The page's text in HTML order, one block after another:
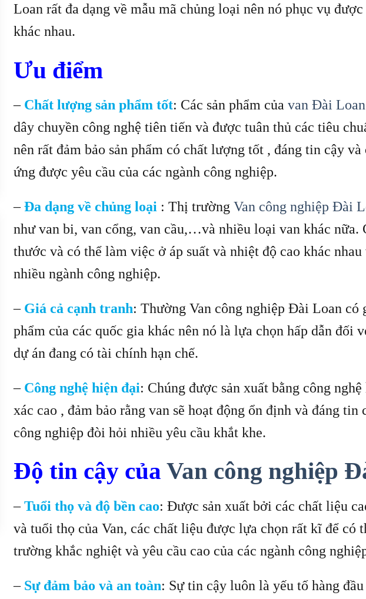
Loan rất đa dạng về mẫu mã chủng loại nên nó phục vụ
khác nhau.
Ưu điểm
– Chất lượng sản phẩm tốt: Các sản phẩm của van Đài Loan
dây chuyền công nghệ tiên tiến và được tuân thủ các tiêu
nên rất đảm bảo sản phẩm có chất lượng tốt , đáng tin cậy và
ứng được yêu cầu của các ngành công nghiệp.
–Đa dạng về chủng loại : Thị trường Van công nghiệp Đài
như van bi, van cổng, van cầu,…và nhiều loại van khác nữa.
thước và có thể làm việc ở áp suất và nhiệt độ cao khác
nhiều ngành công nghiệp.
– Giá cả cạnh tranh: Thường Van công nghiệp Đài Loan có
phẩm của các quốc gia khác nên nó là lựa chọn hấp dẫn đối
dự án đang có tài chính hạn chế.
– Công nghệ hiện đại: Chúng được sản xuất bằng công
xác cao , đảm bảo rằng van sẽ hoạt động ổn định và đáng
công nghiệp đòi hỏi nhiều yêu cầu khắt khe.
Độ tin cậy của Van công nghiệp
–Tuổi thọ và độ bền cao: Được sản xuất bởi các chất liệu
và tuổi thọ của Van, các chất liệu được lựa chọn rất kĩ để có
trường khắc nghiệt và yêu cầu cao của các ngành công
– Sự đảm bảo và an toàn: Sự tin cậy luôn là yếu tố hàng